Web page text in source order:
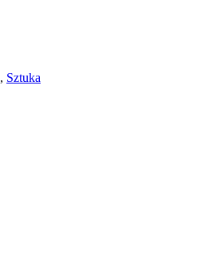
, Sztuka